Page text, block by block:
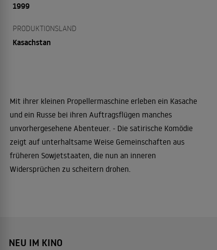
1999
PRODUKTIONSLAND
Kasachstan
Mit ihrer kleinen Propellermaschine erleben ein Kasache
und ein Russe bei ihren Auftragsflügen manches
unvorhergesehene Abenteuer. - Die satirische Komödie
zeigt auf unterhaltsame Weise Gemeinschaften aus
früheren Sowjetstaaten, die nun an inneren
Widersprüchen zu scheitern drohen.
NEU IM KINO